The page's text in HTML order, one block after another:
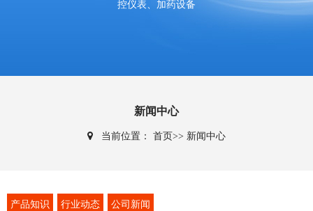
控仪表、加药设备
新闻中心
当前位置： 首页>> 新闻中心
产品知识 行业动态 公司新闻